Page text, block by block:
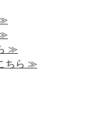
≫
≫
≫
ちら ≫